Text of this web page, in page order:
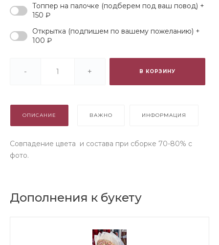
Топпер на палочке (подберем под ваш повод) +
150 ₽
Открытка (подпишем по вашему пожеланию) +
100 ₽
- + В КОРЗИНУ
ОПИСАНИЕ ВАЖНО ИНФОРМАЦИЯ
Совпадение цвета и состава при сборке 70-80% с
фото.
Дополнения к букету